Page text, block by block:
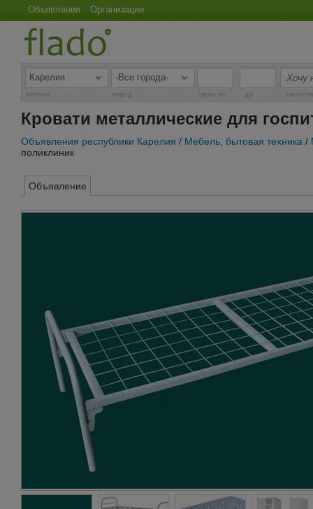
Объявления Организации
-
регион город цена от до
Кровати металлические для
Объявления республики Карелия / Мебель, бытовая техника /
поликлиник
Объявление